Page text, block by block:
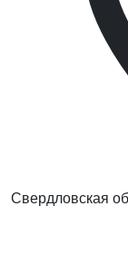
Свердловская